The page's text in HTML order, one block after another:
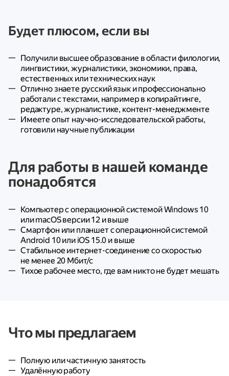
Будет плюсом, если вы
Получили высшее образование в области филологии,
лингвистики, журналистики, экономики, права,
естественных или технических наук
Отлично знаете русский язык и профессионально
работали с текстами, например в копирайтинге,
редактуре, журналистике, контент-менеджменте
Имеете опыт научно-исследовательской работы,
готовили научные публикации
Для работы в нашей команде
понадобятся
Компьютер с операционной системой Windows 10
или macOS версии 12 и выше
Смартфон или планшет с операционной системой
Android 10 или iOS 15.0 и выше
Стабильное интернет-соединение со скоростью
не менее 20 Мбит/с
Тихое рабочее место, где вам никто не будет мешать
Что мы предлагаем
Полную или частичную занятость
Удалённую работу